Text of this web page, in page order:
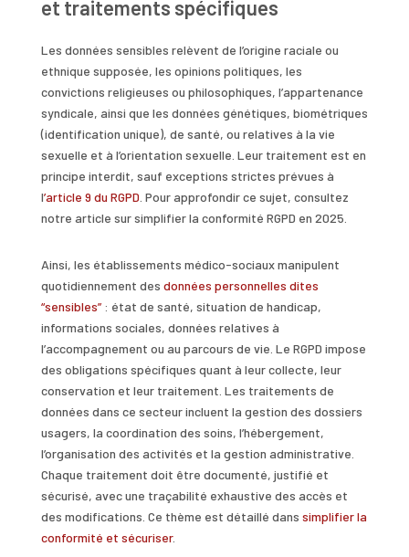
et traitements spécifiques
Les données sensibles relèvent de l’origine raciale ou
ethnique supposée, les opinions politiques, les
convictions religieuses ou philosophiques, l’appartenance
syndicale, ainsi que les données génétiques, biométriques
(identification unique), de santé, ou relatives à la vie
sexuelle et à l’orientation sexuelle. Leur traitement est en
principe interdit, sauf exceptions strictes prévues à
l’article 9 du RGPD . Pour approfondir ce sujet, consultez
notre article sur simplifier la conformité RGPD en 2025.
Ainsi, les établissements médico-sociaux manipulent
quotidiennement des données personnelles dites
“sensibles”: état de santé, situation de handicap,
informations sociales, données relatives à
l’accompagnement ou au parcours de vie. Le RGPD impose
des obligations spécifiques quant à leur collecte, leur
conservation et leur traitement. Les traitements de
données dans ce secteur incluent la gestion des dossiers
usagers, la coordination des soins, l’hébergement,
l’organisation des activités et la gestion administrative.
Chaque traitement doit être documenté, justifié et
sécurisé, avec une traçabilité exhaustive des accès et
des modifications. Ce thème est détaillé dans simplifier la
conformité et sécuriser.